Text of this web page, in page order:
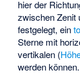
hier der
zwischen Zenit
festgelegt, ein
Sterne mit
vertikalen (
werden können.